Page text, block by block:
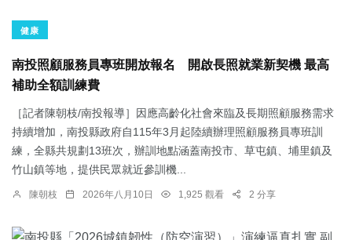
健康
南投照顧服務員專班開放報名 開啟長照就業新契機 最高
補助全額訓練費
［記者陳朝枝/南投報導］因應高齡化社會來臨及長期照顧服務需求
持續增加，南投縣政府自115年3月起陸續辦理照顧服務員專班訓
練，全縣共規劃13班次，辦訓地點涵蓋南投市、草屯鎮、埔里鎮及
竹山鎮等地，提供民眾就近參訓機...
陳朝枝 2026年八月10日 1,925 觀看 2 分享